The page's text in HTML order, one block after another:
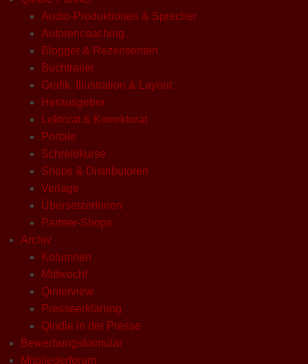
Audio-Produktionen & Sprecher
Autorencoaching
Blogger & Rezensenten
Buchtrailer
Grafik, Illustration & Layout
Herausgeber
Lektorat & Korrektorat
Portale
Schreibkurse
Shops & Distributoren
Verlage
ÜbersetzerInnen
Partner-Shops
Archiv
Kolumnen
Mittwoch!
Qinterview
Presseerklärung
Qindie in der Presse
Bewerbungsformular
Mitgliederforum